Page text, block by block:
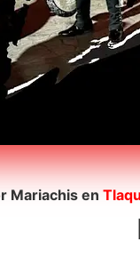
Mariachis en